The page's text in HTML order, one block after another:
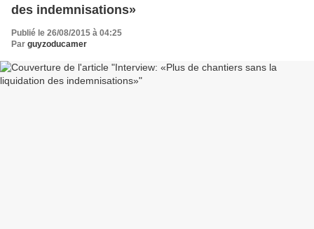
des indemnisations»
Publié le 26/08/2015 à 04:25
Par guyzoducamer